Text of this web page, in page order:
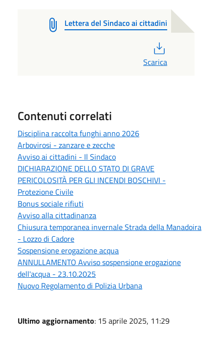
Lettera del Sindaco ai cittadini
Scarica
Contenuti correlati
Disciplina raccolta funghi anno 2026
Arbovirosi - zanzare e zecche
Avviso ai cittadini - Il Sindaco
DICHIARAZIONE DELLO STATO DI GRAVE
PERICOLOSITÀ PER GLI INCENDI BOSCHIVI -
Protezione Civile
Bonus sociale rifiuti
Avviso alla cittadinanza
Chiusura temporanea invernale Strada della Manadoira
- Lozzo di Cadore
Sospensione erogazione acqua
ANNULLAMENTO Avviso sospensione erogazione
dell'acqua - 23.10.2025
Nuovo Regolamento di Polizia Urbana
Ultimo aggiornamento: 15 aprile 2025, 11:29